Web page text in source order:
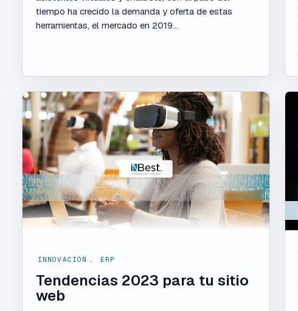
tiempo ha crecido la demanda y oferta de estas
herramientas, el mercado en 2019...
INNOVACIÓN ERP
Tendencias 2023 para tu sitio
web